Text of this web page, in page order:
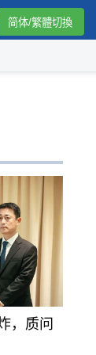
频
简体/繁體切換
，质问